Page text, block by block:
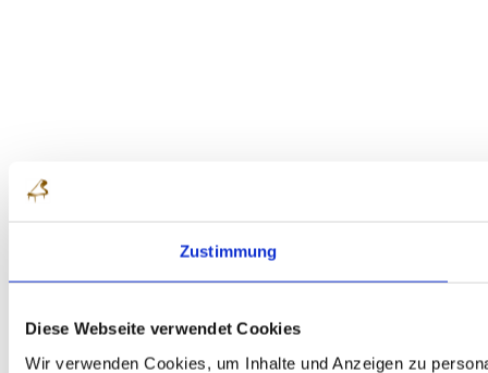
Zustimmung
Diese Webseite verwendet Cookies
Wir verwenden Cookies, um Inhalte und Anzeigen zu